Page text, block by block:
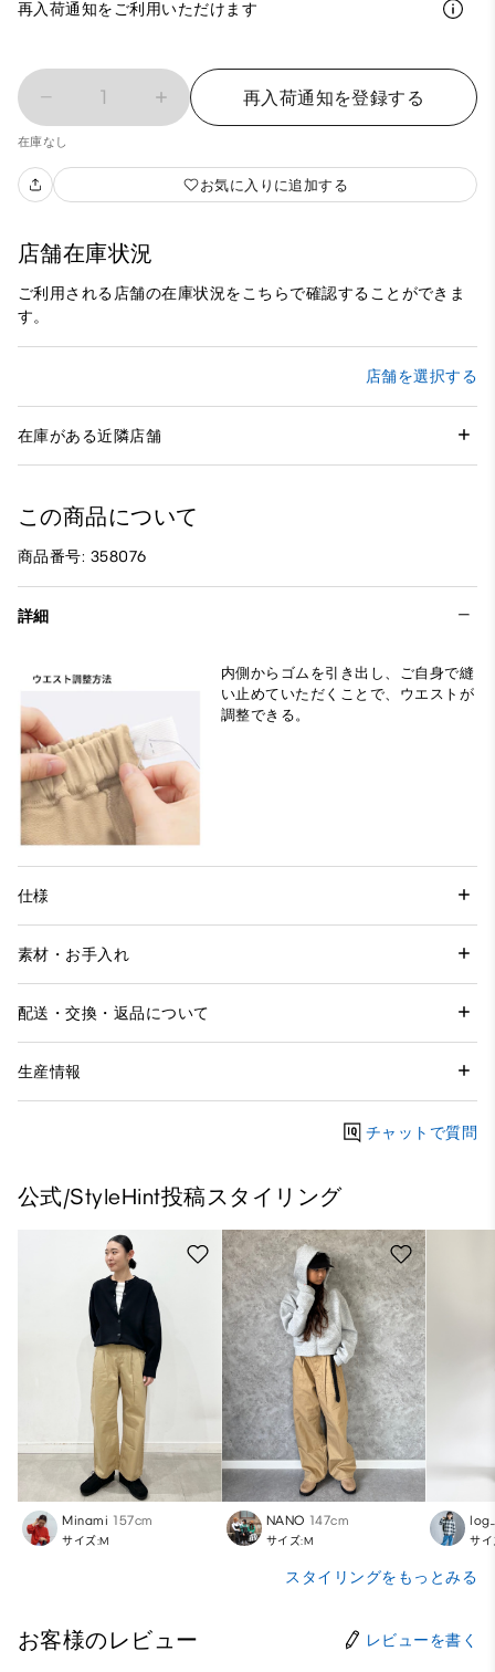
再入荷通知をご利用いただけます
1 再入荷通知を登録する
在庫なし
お気に入りに追加する
店舗在庫状況
ご利用される店舗の在庫状況をこちらで確認することができま
す。
店舗を選択する
在庫がある近隣店舗
この商品について
商品番号: 358076
詳細
内側からゴムを引き出し、ご自身で縫
い止めていただくことで、ウエストが
調整できる。
仕様
素材・お手入れ
配送・交換・返品について
生産情報
チャットで質問
公式/StyleHint投稿スタイリング
Minami 157cm
サイズ:M
NANO 147cm
サイズ:M サイ
スタイリングをもっとみる
お客様のレビュー レビューを書く